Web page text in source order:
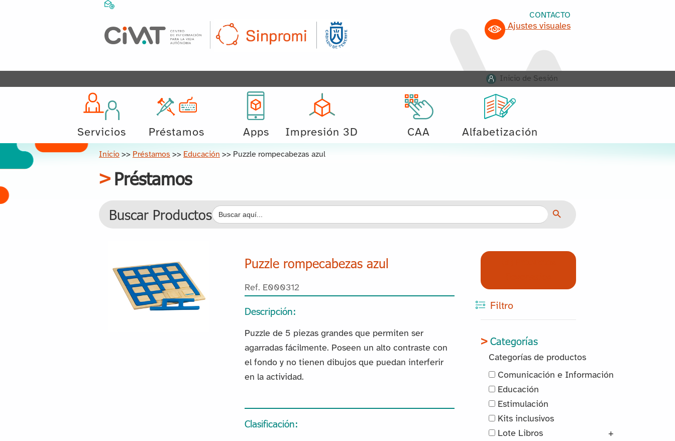
CONTACTO
Ajustes visuales
Inicio de Sesión
Servicios Préstamos Apps Impresión 3D CAA Alfabetización
Inicio >> Préstamos >> Educación >> Puzzle rompecabezas azul
Préstamos
Buscar ProductosBuscar: Botón de búsqueda
Puzzle rompecabezas azul
Ref. E000312
Descripción:
Puzzle de 5 piezas grandes que permiten ser
agarradas fácilmente. Poseen un alto contraste con
el fondo y no tienen dibujos que puedan interferir
en la actividad.
Clasificación:
Filtro
Categorías
Categorías de productos
Comunicación e Información
Educación
Estimulación
Kits inclusivos
Lote Libros
+